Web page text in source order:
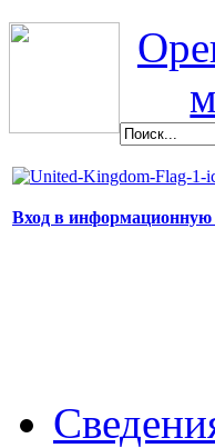
Вход в информационную